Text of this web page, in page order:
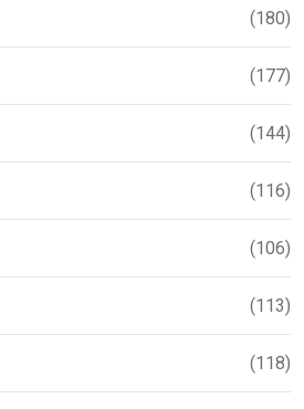
(180)
(177)
(144)
(116)
(106)
(113)
(118)